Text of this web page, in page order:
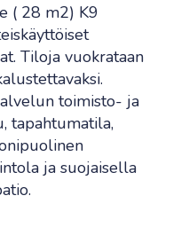
( 28 m2) K9
Tiloja vuokrataan
toimisto- ja
tapahtumatila,
ja suojaisella